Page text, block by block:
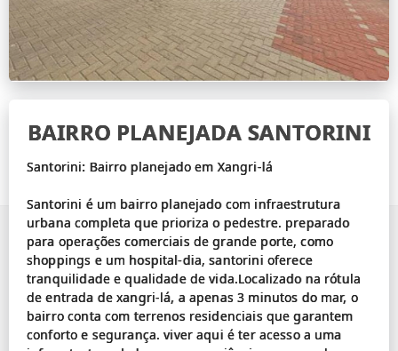
BAIRRO PLANEJADA SANTORINI
Santorini: Bairro planejado em Xangri-lá
Santorini é um bairro planejado com infraestrutura
urbana completa que prioriza o pedestre. preparado
para operações comerciais de grande porte, como
shoppings e um hospital-dia, santorini oferece
tranquilidade e qualidade de vida.Localizado na rótula
de entrada de xangri-lá, a apenas 3 minutos do mar, o
bairro conta com terrenos residenciais que garantem
conforto e segurança. viver aqui é ter acesso a uma